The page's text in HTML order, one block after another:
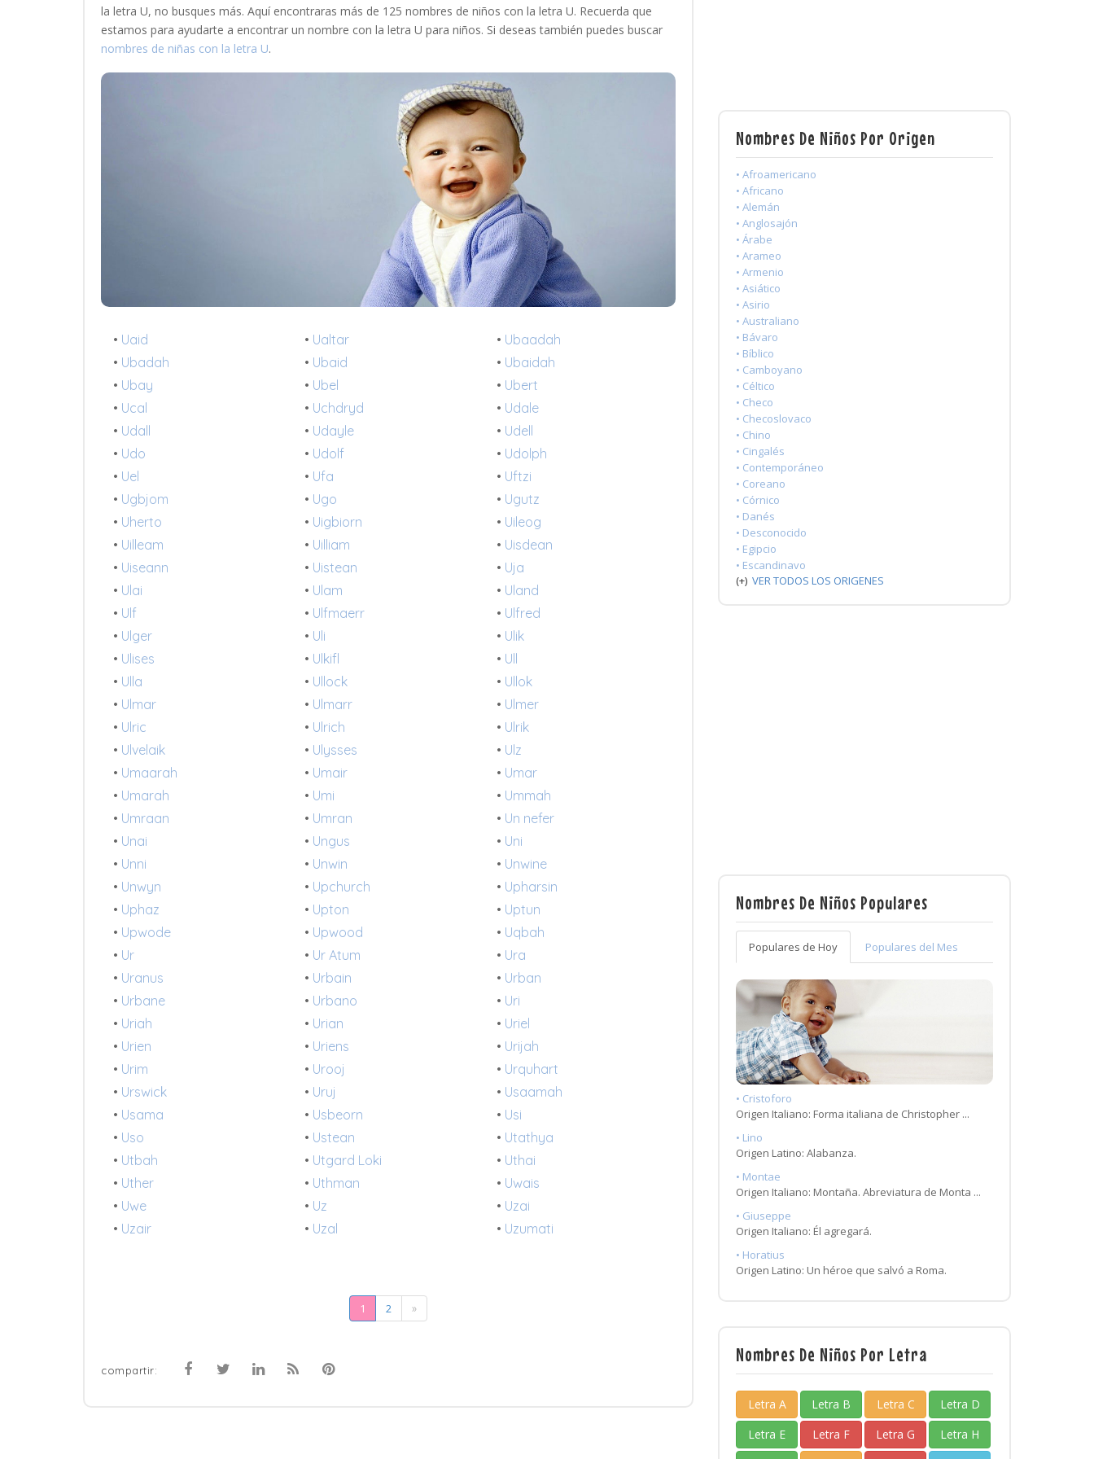
la letra U, no busques más. Aquí encontraras más de 125 nombres de niños con la letra U. Recuerda que
estamos para ayudarte a encontrar un nombre con la letra U para niños. Si deseas también puedes buscar
nombres de niñas con la letra U.
• Uaid • Ualtar • Ubaadah
• Ubadah • Ubaid • Ubaidah
• Ubay • Ubel • Ubert
• Ucal • Uchdryd • Udale
• Udall • Udayle • Udell
• Udo • Udolf • Udolph
• Uel • Ufa • Uftzi
• Ugbjom • Ugo • Ugutz
• Uherto • Uigbiorn • Uileog
• Uilleam • Uilliam • Uisdean
• Uiseann • Uistean • Uja
• Ulai • Ulam • Uland
• Ulf • Ulfmaerr • Ulfred
• Ulger • Uli • Ulik
• Ulises • Ulkifl • Ull
• Ulla • Ullock • Ullok
• Ulmar • Ulmarr • Ulmer
• Ulric • Ulrich • Ulrik
• Ulvelaik • Ulysses • Ulz
• Umaarah • Umair • Umar
• Umarah • Umi • Ummah
• Umraan • Umran • Un nefer
• Unai • Ungus • Uni
• Unni • Unwin • Unwine
• Unwyn • Upchurch • Upharsin
• Uphaz • Upton • Uptun
• Upwode • Upwood • Uqbah
• Ur • Ur Atum • Ura
• Uranus • Urbain • Urban
• Urbane • Urbano • Uri
• Uriah • Urian • Uriel
• Urien • Uriens • Urijah
• Urim • Urooj • Urquhart
• Urswick • Uruj • Usaamah
• Usama • Usbeorn • Usi
• Uso • Ustean • Utathya
• Utbah • Utgard Loki • Uthai
• Uther • Uthman • Uwais
• Uwe • Uz • Uzai
• Uzair • Uzal • Uzumati
1 2 »
compartir:
Nombres De Niños Por Origen
• Afroamericano
• Africano
• Alemán
• Anglosajón
• Árabe
• Arameo
• Armenio
• Asiático
• Asirio
• Australiano
• Bávaro
• Bíblico
• Camboyano
• Céltico
• Checo
• Checoslovaco
• Chino
• Cingalés
• Contemporáneo
• Coreano
• Córnico
• Danés
• Desconocido
• Egipcio
• Escandinavo
(+) VER TODOS LOS ORIGENES
Nombres De Niños Populares
Populares de Hoy Populares del Mes
• Cristoforo
Origen Italiano: Forma italiana de Christopher ...
• Lino
Origen Latino: Alabanza.
• Montae
Origen Italiano: Montaña. Abreviatura de Monta ...
• Giuseppe
Origen Italiano: Él agregará.
• Horatius
Origen Latino: Un héroe que salvó a Roma.
Nombres De Niños Por Letra
Letra A Letra B Letra C
Letra D
Letra E
Letra F Letra G
Letra H